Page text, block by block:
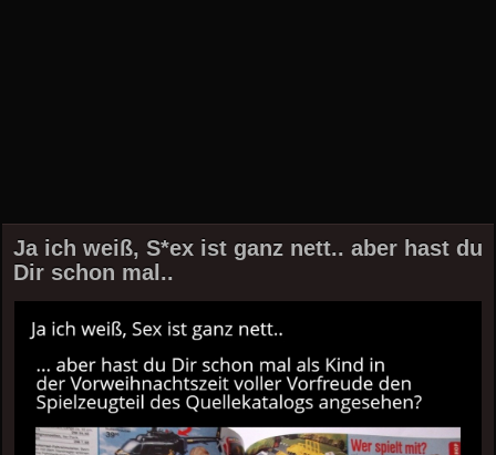
Ja ich weiß, S*ex ist ganz nett.. aber hast du
Dir schon mal..